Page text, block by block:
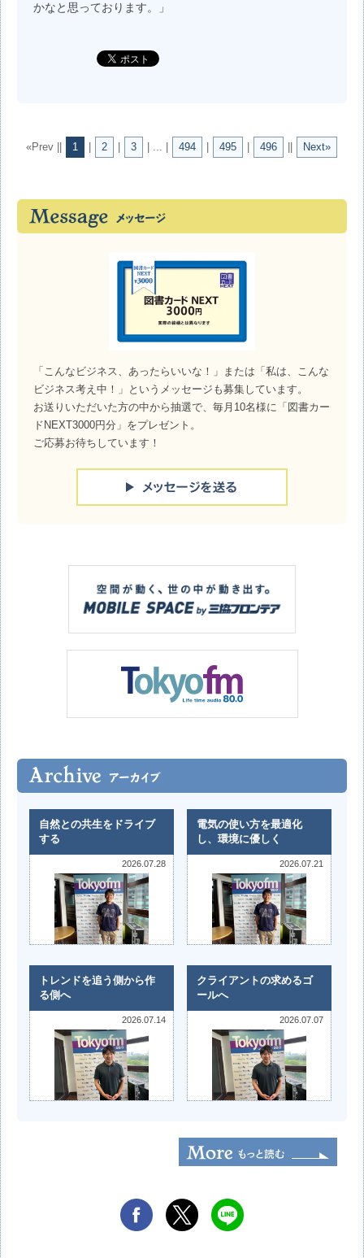
かなと思っております。」
«Prev || 1 2 3 | ... | 494 495 496 Next»
「こんなビジネス、あったらいいな！」または「私は、こんな
ビジネス考え中！」というメッセージも募集しています。
お送りいただいた方の中から抽選で、毎月10名様に「図書カー
ドNEXT3000円分」をプレゼント。
ご応募お待ちしています！
自然との共生をドライブ
する
2026.07.28
電気の使い方を最適化
し、環境に優しく
2026.07.21
トレンドを追う側から作
る側へ
2026.07.14
クライアントの求めるゴ
ールへ
2026.07.07